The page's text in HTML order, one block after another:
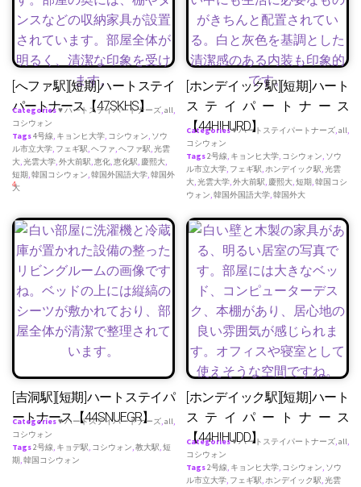
[へファ駅][短期]ハートステイ
パートナース【47SKHS】
Categories♥ ハートステイパートナーズ,all,
コシウォン
Tags4号線, キョンヒ大学, コシウォン, ソウ
ル市立大学, フェギ駅,ヘファ,ヘファ駅,光雲
大,光雲大学,外大前駅,恵化,恵化駅, 慶熙大,
短期,韓国コシウォン,韓国外国語大学,韓国外
大
4
[ホンデイック駅][短期]ハート
ステイパートナース
【44HIHURD】
Categories♥ ハートステイパートナーズ,all,
コシウォン
Tags2号線, キョンヒ大学, コシウォン, ソウ
ル市立大学, フェギ駅,ホンデイック駅,光雲
大,光雲大学,外大前駅, 慶熙大,短期,韓国コシ
ウォン,韓国外国語大学,韓国外大
[吉洞駅][短期]ハートステイパ
ートナース【44SNUEGR】
Categories♥ ハートステイパートナーズ,all,
コシウォン
Tags2号線, キョデ駅, コシウォン,教大駅,短
期,韓国コシウォン
[ホンデイック駅][短期]ハート
ステイパートナース
【44HIHUDD】
Categories♥ ハートステイパートナーズ,all,
コシウォン
Tags2号線, キョンヒ大学, コシウォン, ソウ
ル市立大学, フェギ駅,ホンデイック駅,光雲